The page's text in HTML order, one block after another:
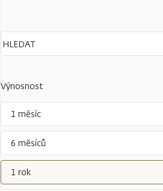
Výnosnost
1 měsíc
6 měsíců
1 rok